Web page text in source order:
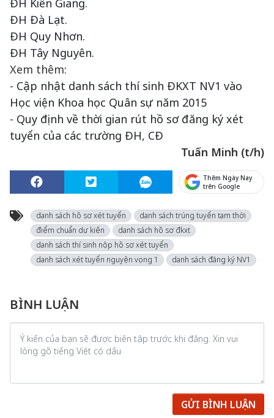
ĐH Kiên Giang.
ĐH Đà Lạt.
ĐH Quy Nhơn.
ĐH Tây Nguyên.
Xem thêm:
- Cập nhật danh sách thí sinh ĐKXT NV1 vào
Học viện Khoa học Quân sự năm 2015
- Quy định về thời gian rút hồ sơ đăng ký xét
tuyển của các trường ĐH, CĐ
Tuấn Minh (t/h)
Thêm Ngày Nay
trên Google
danh sách hồ sơ xét tuyển
danh sách trúng tuyển tạm thời
điểm chuẩn dự kiến
danh sách hồ sơ đkxt
danh sách thí sinh nộp hồ sơ xét tuyển
danh sách xét tuyển nguyện vọng 1
danh sách đăng ký NV1
BÌNH LUẬN
GỬI BÌNH LUẬN